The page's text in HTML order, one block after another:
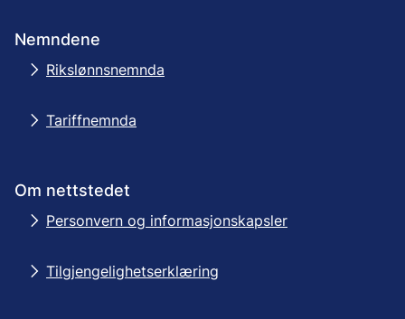
Nemndene
Rikslønnsnemnda
Tariffnemnda
Om nettstedet
Personvern og informasjonskapsler
Tilgjengelighetserklæring